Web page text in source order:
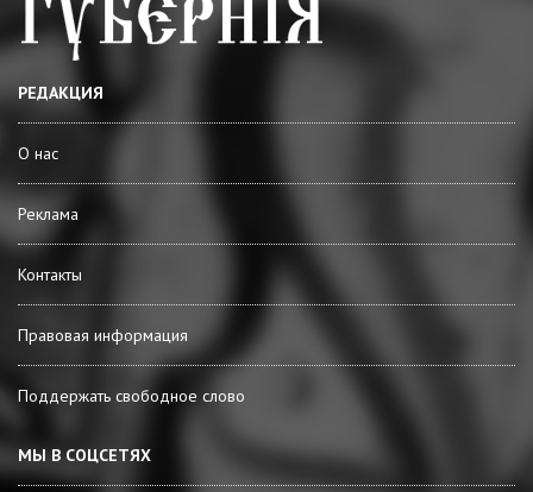
РЕДАКЦИЯ
О нас
Реклама
Контакты
Правовая информация
Поддержать свободное слово
МЫ В СОЦСЕТЯХ